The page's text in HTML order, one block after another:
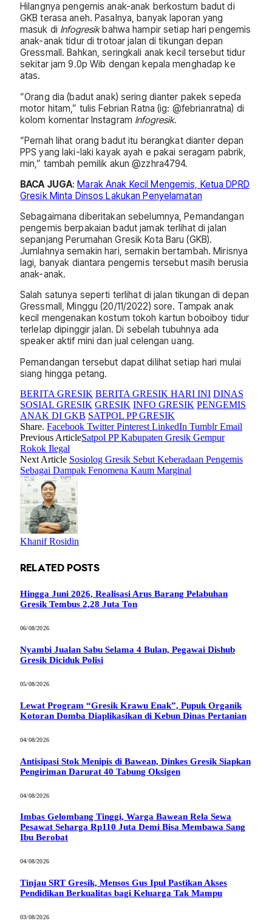
Hilangnya pengemis anak-anak berkostum badut di
GKB terasa aneh. Pasalnya, banyak laporan yang
masuk di Infogresik bahwa hampir setiap hari pengemis
anak-anak tidur di trotoar jalan di tikungan depan
Gressmall. Bahkan, seringkali anak kecil tersebut tidur
sekitar jam 9.0p Wib dengan kepala menghadap ke
atas.
“Orang dia (badut anak) sering dianter pakek sepeda
motor hitam,” tulis Febrian Ratna (ig: @febrianratna) di
kolom komentar Instagram Infogresik.
“Pernah lihat orang badut itu berangkat dianter depan
PPS yang laki-laki kayak ayah e pakai seragam pabrik,
min,” tambah pemilik akun @zzhra4794.
BACA JUGA:Marak Anak Kecil Mengemis, Ketua DPRD
Gresik Minta Dinsos Lakukan Penyelamatan
Sebagaimana diberitakan sebelumnya, Pemandangan
pengemis berpakaian badut jamak terlihat di jalan
sepanjang Perumahan Gresik Kota Baru (GKB).
Jumlahnya semakin hari, semakin bertambah. Mirisnya
lagi, banyak diantara pengemis tersebut masih berusia
anak-anak.
Salah satunya seperti terlihat di jalan tikungan di depan
Gressmall, Minggu (20/11/2022) sore. Tampak anak
kecil mengenakan kostum tokoh kartun boboiboy tidur
terlelap dipinggir jalan. Di sebelah tubuhnya ada
speaker aktif mini dan jual celengan uang.
Pemandangan tersebut dapat dilihat setiap hari mulai
siang hingga petang.
BERITA GRESIK BERITA GRESIK HARI INI DINAS
SOSIAL GRESIK GRESIK INFO GRESIK PENGEMIS
ANAK DI GKB SATPOL PP GRESIK
Share. Facebook Twitter Pinterest LinkedIn Tumblr Email
Previous ArticleSatpol PP Kabupaten Gresik Gempur
Rokok Ilegal
Next Article Sosiolog Gresik Sebut Keberadaan Pengemis
Sebagai Dampak Fenomena Kaum Marginal
Khanif Rosidin
RELATED POSTS
Hingga Juni 2026, Realisasi Arus Barang Pelabuhan
Gresik Tembus 2,28 Juta Ton
06/08/2026
Nyambi Jualan Sabu Selama 4 Bulan, Pegawai Dishub
Gresik Diciduk Polisi
05/08/2026
Lewat Program “Gresik Krawu Enak”, Pupuk Organik
Kotoran Domba Diaplikasikan di Kebun Dinas Pertanian
04/08/2026
Antisipasi Stok Menipis di Bawean, Dinkes Gresik Siapkan
Pengiriman Darurat 40 Tabung Oksigen
04/08/2026
Imbas Gelombang Tinggi, Warga Bawean Rela Sewa
Pesawat Seharga Rp110 Juta Demi Bisa Membawa Sang
Ibu Berobat
04/08/2026
Tinjau SRT Gresik, Mensos Gus Ipul Pastikan Akses
Pendidikan Berkualitas bagi Keluarga Tak Mampu
03/08/2026